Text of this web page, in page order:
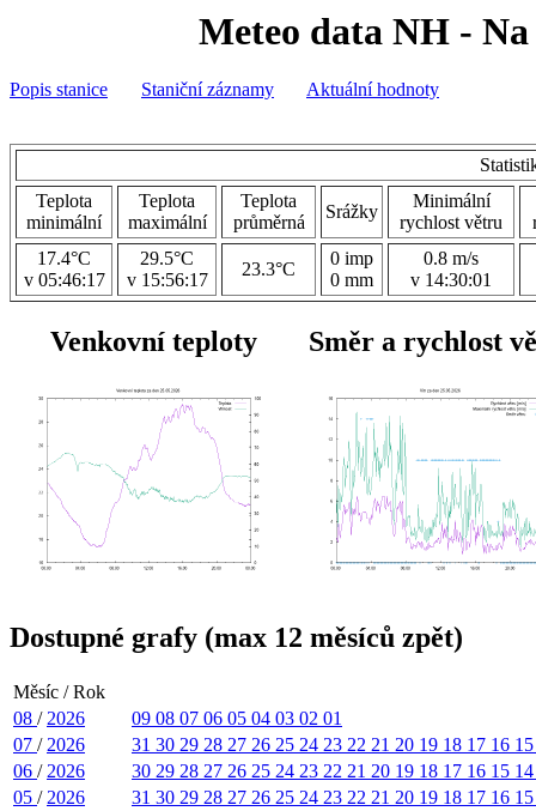
Meteo data NH - Na
Popis stanice Staniční záznamy Aktuální hodnoty
Teplota
minimální
Teplota
maximální
Teplota
průměrná
Srážky
Minimální
rychlost větru
17.4°C
v 05:46:17
29.5°C
v 15:56:17
23.3°C
0 imp
0 mm
0.8 m/s
v 14:30:01
Venkovní teploty Směr a rychlost
Dostupné grafy (max 12 měsíců zpět)
Měsíc / Rok
08 / 2026 09 08 07 06 05 04 03 02 01
07 / 2026 31 30 29 28 27 26 25 24 23 22 21 20 19 18 17 16
06 / 2026 30 29 28 27 26 25 24 23 22 21 20 19 18 17 16 15
05 / 2026 31 30 29 28 27 26 25 24 23 22 21 20 19 18 17 16